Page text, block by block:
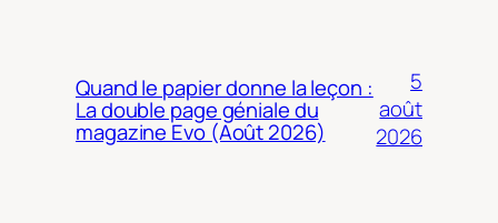
Quand le papier donne la leçon :
La double page géniale du
magazine Evo (Août 2026)
5
août
2026